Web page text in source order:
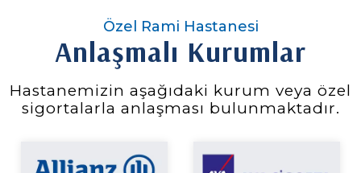
Özel Rami Hastanesi
Anlaşmalı Kurumlar
Hastanemizin aşağıdaki kurum veya özel
sigortalarla anlaşması bulunmaktadır.